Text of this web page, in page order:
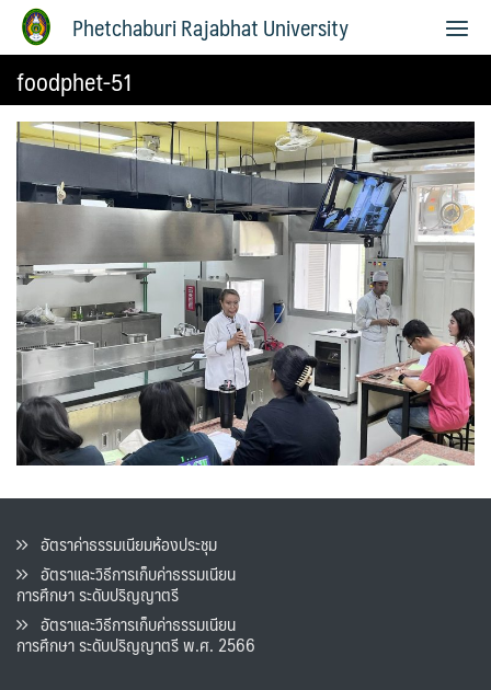
Phetchaburi Rajabhat University
foodphet-51
อัตราค่าธรรมเนียมห้องประชุม
อัตราและวิธีการเก็บค่าธรรมเนียน
การศึกษา ระดับปริญญาตรี
อัตราและวิธีการเก็บค่าธรรมเนียน
การศึกษา ระดับปริญญาตรี พ.ศ. 2566